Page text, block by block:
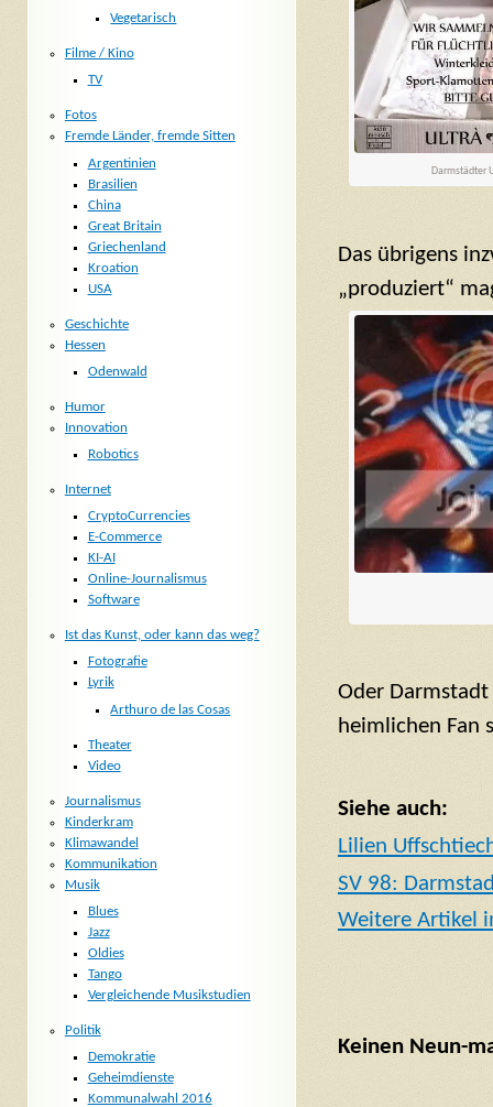
Darmstädter
Das übrigens
„produziert“
Oder
heimlichen Fan
Siehe auch:
Lilien
SV 98:
Weitere Artikel
Keinen Neun-
Vegetarisch
Filme / Kino
TV
Fotos
Fremde Länder, fremde Sitten
Argentinien
Brasilien
China
Great Britain
Griechenland
Kroation
USA
Geschichte
Hessen
Odenwald
Humor
Innovation
Robotics
Internet
CryptoCurrencies
E-Commerce
KI-AI
Online-Journalismus
Software
Ist das Kunst, oder kann das weg?
Fotografie
Lyrik
Arthuro de las Cosas
Theater
Video
Journalismus
Kinderkram
Klimawandel
Kommunikation
Musik
Blues
Jazz
Oldies
Tango
Vergleichende Musikstudien
Politik
Demokratie
Geheimdienste
Kommunalwahl 2016